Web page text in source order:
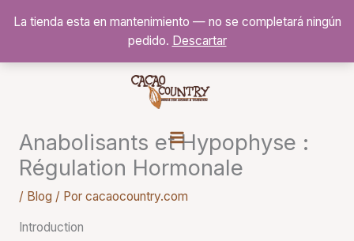
La tienda esta en mantenimiento — no se completará ningún
pedido. Descartar
Anabolisants et Hypophyse :
Régulation Hormonale
/ Blog / Por cacaocountry.com
Introduction